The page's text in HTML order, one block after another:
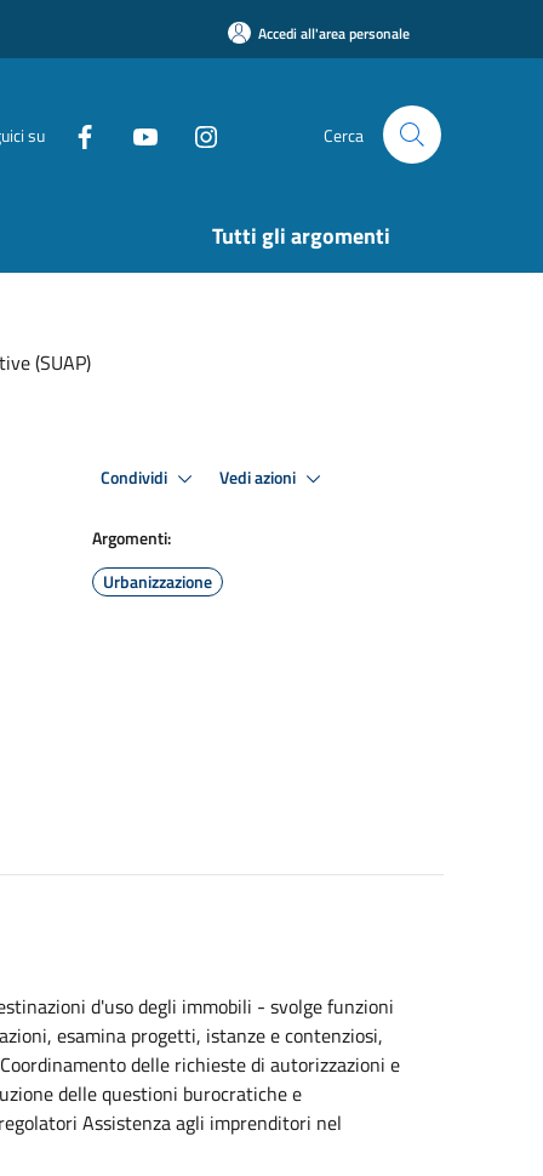
Accedi all'area personale
su Cerca
Tutti gli argomenti
(SUAP)
Condividi Vedi azioni
Argomenti:
Urbanizzazione
d'uso degli immobili - svolge funzioni
esamina progetti, istanze e contenziosi,
delle richieste di autorizzazioni e
delle questioni burocratiche e
Assistenza agli imprenditori nel